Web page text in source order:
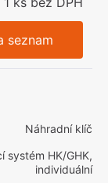
seznam
Náhradní klíč
systém HK/GHK,
individuální